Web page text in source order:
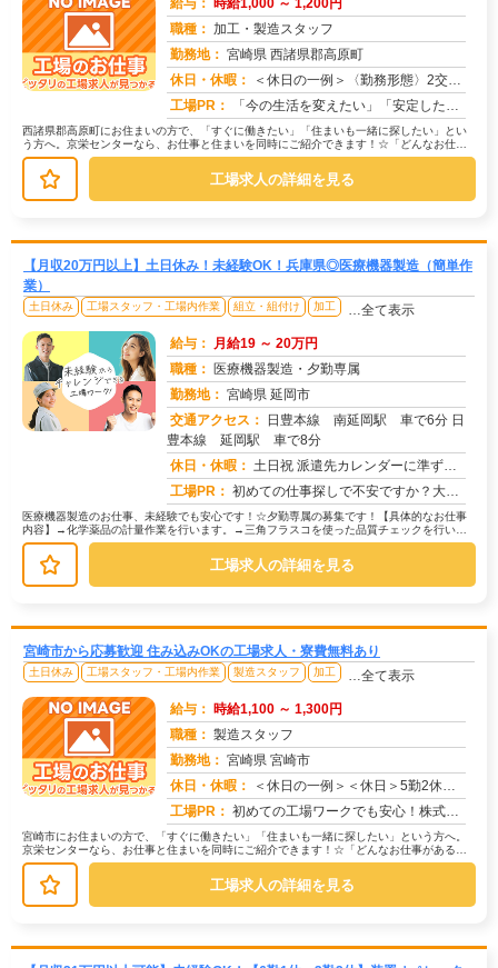
給与： 時給1,000 ～ 1,200円
職種： 加工・製造スタッフ
勤務地： 宮崎県 西諸県郡高原町
休日・休暇：
＜休日の一例＞〈勤務形態〉2交替〈休日〉土日★ＧＷ・夏季・冬季・年末年始休暇あり★有給休暇あり※配属先により休日・...
工場PR：
「今の生活を変えたい」「安定した収入がほしい」そんなあなたの想いに応えます。株式会社京栄センターは、工場・製造業に...
西諸県郡高原町にお住まいの方で、「すぐに働きたい」「住まいも一緒に探したい」とい
う方へ。京栄センターなら、お仕事と住まいを同時にご紹介できます！☆「どんなお仕事
があるの？」→ 製造・組立・検査・...
工場求人の詳細を見る
【月収20万円以上】土日休み！未経験OK！兵庫県◎医療機器製造（簡単作
業）
土日休み 工場スタッフ・工場内作業 組立・組付け 加工 …全て表示
給与： 月給19 ～ 20万円
職種：
医療機器製造・夕勤専属
勤務地： 宮崎県 延岡市
交通アクセス：
日豊本線 南延岡駅 車で6分 日
豊本線 延岡駅 車で8分
休日・休暇： 土日祝 派遣先カレンダーに準ずる （年数回土曜出勤有り）
工場PR： 初めての仕事探しで不安ですか？大丈夫！株式会社京栄センターなら、未経験の方でも安心してスタートできます。☆充実のサ...
医療機器製造のお仕事、未経験でも安心です！☆夕勤専属の募集です！【具体的なお仕事
内容】→化学薬品の計量作業を行います。→三角フラスコを使った品質チェックを行いま
す。未経験の方でも、安心して始めら...
工場求人の詳細を見る
宮崎市から応募歓迎 住み込みOKの工場求人・寮費無料あり
土日休み 工場スタッフ・工場内作業 製造スタッフ 加工 …全て表示
給与： 時給1,100 ～ 1,300円
職種： 製造スタッフ
勤務地： 宮崎県 宮崎市
休日・休暇：
＜休日の一例＞＜休日＞5勤2休（工場カレンダーによる）★ＧＷ・夏季・年末年始休暇あり★有給休暇あり※配属先により休...
工場PR： 初めての工場ワークでも安心！株式会社京栄センターなら、全国各地の豊富なお仕事の中から、あなたにぴったりの環境が見つ...
宮崎市にお住まいの方で、「すぐに働きたい」「住まいも一緒に探したい」という方へ。
京栄センターなら、お仕事と住まいを同時にご紹介できます！☆「どんなお仕事がある
の？」→ 製造・組立・検査・軽作業な...
工場求人の詳細を見る